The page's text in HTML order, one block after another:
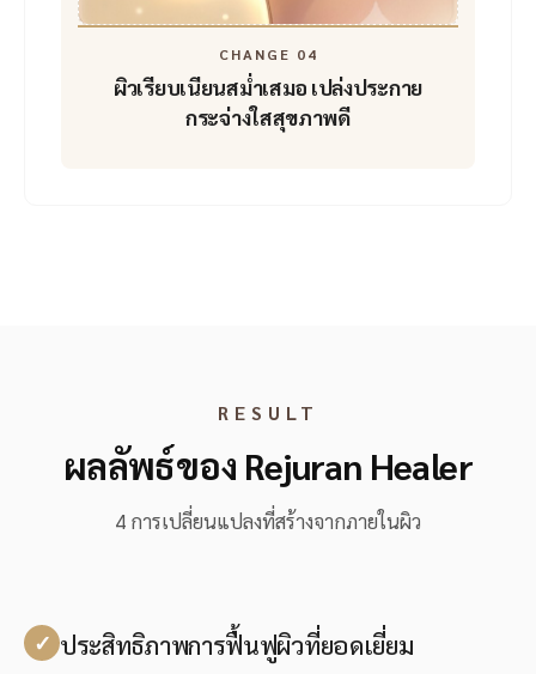
CHANGE 04
ผิวเรียบเนียนสม่ำเสมอ เปล่งประกาย
กระจ่างใสสุขภาพดี
RESULT
ผลลัพธ์ของ Rejuran Healer
4 การเปลี่ยนแปลงที่สร้างจากภายในผิว
ประสิทธิภาพการฟื้นฟูผิวที่ยอดเยี่ยม